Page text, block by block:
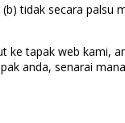
tidak secara
tapak web kami,
anda, senarai